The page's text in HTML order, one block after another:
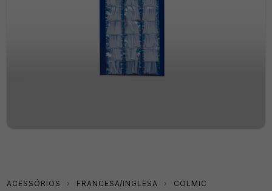
ACESSÓRIOS › FRANCESA/INGLESA › COLMIC